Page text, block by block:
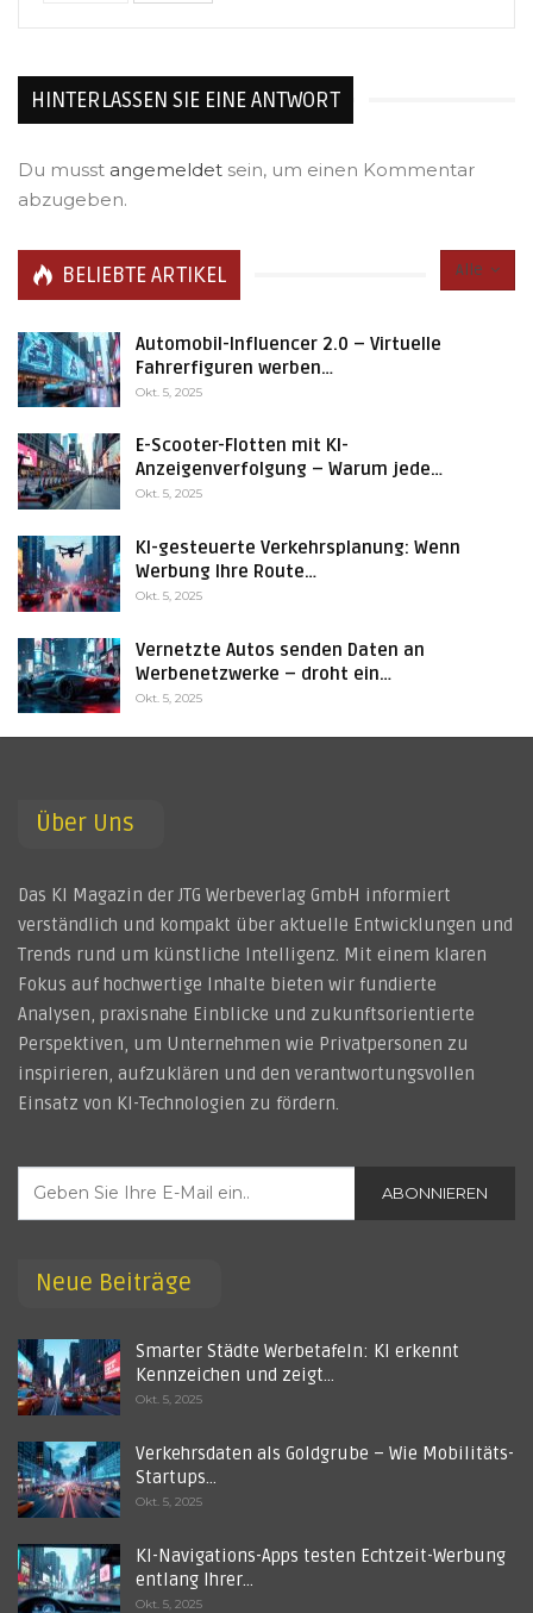
HINTERLASSEN SIE EINE ANTWORT
Du musst angemeldet sein, um einen Kommentar
abzugeben.
Alle
BELIEBTE ARTIKEL
Automobil-Influencer 2.0 – Virtuelle
Fahrerfiguren werben…
Okt. 5, 2025
E-Scooter-Flotten mit KI-
Anzeigenverfolgung – Warum jede…
Okt. 5, 2025
KI-gesteuerte Verkehrsplanung: Wenn
Werbung Ihre Route…
Okt. 5, 2025
Vernetzte Autos senden Daten an
Werbenetzwerke – droht ein…
Okt. 5, 2025
Über Uns
Das KI Magazin der JTG Werbeverlag GmbH informiert
verständlich und kompakt über aktuelle Entwicklungen und
Trends rund um künstliche Intelligenz. Mit einem klaren
Fokus auf hochwertige Inhalte bieten wir fundierte
Analysen, praxisnahe Einblicke und zukunftsorientierte
Perspektiven, um Unternehmen wie Privatpersonen zu
inspirieren, aufzuklären und den verantwortungsvollen
Einsatz von KI-Technologien zu fördern.
ABONNIEREN
Neue Beiträge
Smarter Städte Werbetafeln: KI erkennt
Kennzeichen und zeigt…
Okt. 5, 2025
Verkehrsdaten als Goldgrube – Wie Mobilitäts-
Startups…
Okt. 5, 2025
KI-Navigations-Apps testen Echtzeit-Werbung
entlang Ihrer…
Okt. 5, 2025